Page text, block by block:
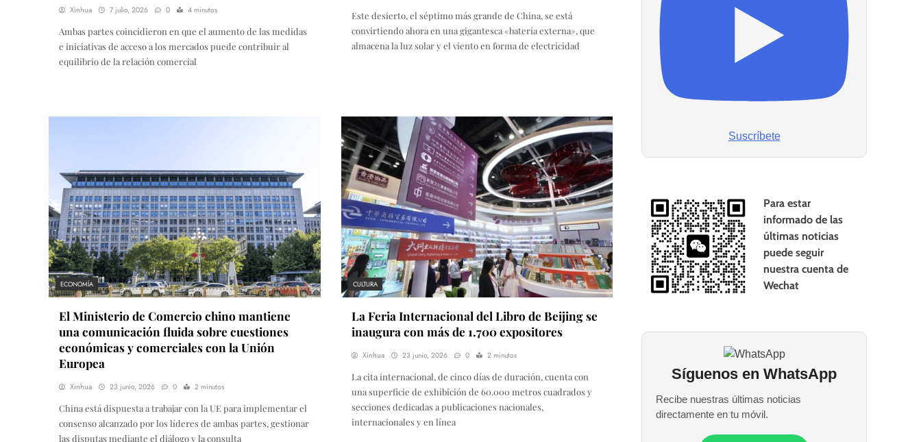
Xinhua 7 julio, 2026 0 4 minutos
Ambas partes coincidieron en que el aumento de las medidas
e iniciativas de acceso a los mercados puede contribuir al
equilibrio de la relación comercial
Este desierto, el séptimo más grande de China, se está
convirtiendo ahora en una gigantesca «batería externa», que
almacena la luz solar y el viento en forma de electricidad
ECONOMÍA
El Ministerio de Comercio chino mantiene
una comunicación fluida sobre cuestiones
económicas y comerciales con la Unión
Europea
Xinhua 23 junio, 2026 0 2 minutos
China está dispuesta a trabajar con la UE para implementar el
consenso alcanzado por los líderes de ambas partes, gestionar
las disputas mediante el diálogo y la consulta
CULTURA
La Feria Internacional del Libro de Beijing se
inaugura con más de 1.700 expositores
Xinhua 23 junio, 2026 0 2 minutos
La cita internacional, de cinco días de duración, cuenta con
una superficie de exhibición de 60.000 metros cuadrados y
secciones dedicadas a publicaciones nacionales,
internacionales y en línea
Suscríbete
Para estar
informado de las
últimas noticias
puede seguir
nuestra cuenta de
Wechat
Síguenos en WhatsApp
Recibe nuestras últimas noticias
directamente en tu móvil.